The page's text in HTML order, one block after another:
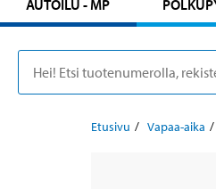
AUTOILU - MP
Etusivu Vapaa-aika